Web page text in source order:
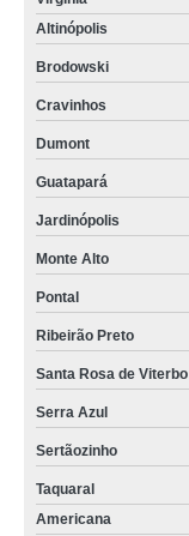
Altinópolis
Brodowski
Cravinhos
Dumont
Guatapará
Jardinópolis
Monte Alto
Pontal
Ribeirão Preto
Santa Rosa de Viterbo
Serra Azul
Sertãozinho
Taquaral
Americana